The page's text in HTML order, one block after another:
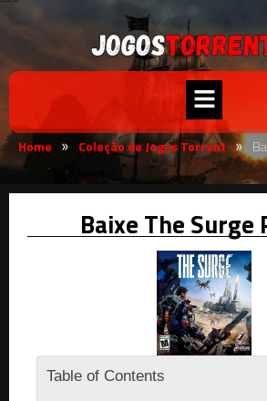
Home » Coleção de Jogos Torrent »
Baixe The Surge
Table of Contents